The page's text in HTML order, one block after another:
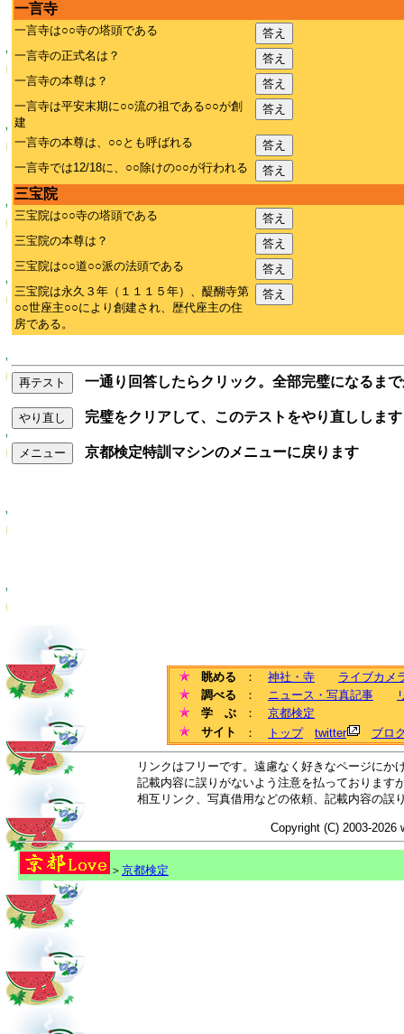
一言寺
一言寺は○○寺の塔頭である
答え
一言寺の正式名は？
答え
一言寺の本尊は？
答え
一言寺は平安末期に○○流の祖である○○が創
建
答え
一言寺の本尊は、○○とも呼ばれる
答え
一言寺では12/18に、○○除けの○○が行われる
答え
三宝院
三宝院は○○寺の塔頭である
答え
三宝院の本尊は？
答え
三宝院は○○道○○派の法頭である
答え
三宝院は永久３年（１１１５年）、醍醐寺第
○○世座主○○により創建され、歴代座主の住
房である。
答え
再テスト 一通り回答したらクリック。全部完璧になるま
やり直し 完璧をクリアして、このテストをやり直しします
メニュー 京都検定特訓マシンのメニューに戻ります
眺める ： 神社・寺
ライブカメ
調べる
： ニュース・写真記事
学 ぶ
： 京都検定
サイト
： トップ twitter ブロ
リンクはフリーです。遠慮なく好きなページに
記載内容に誤りがないよう注意を払っております
相互リンク、写真借用などの依頼、記載内容の誤
Copyright (C) 2003-2026
＞ 京都検定